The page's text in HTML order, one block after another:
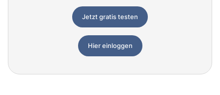
Jetzt gratis testen
Hier einloggen